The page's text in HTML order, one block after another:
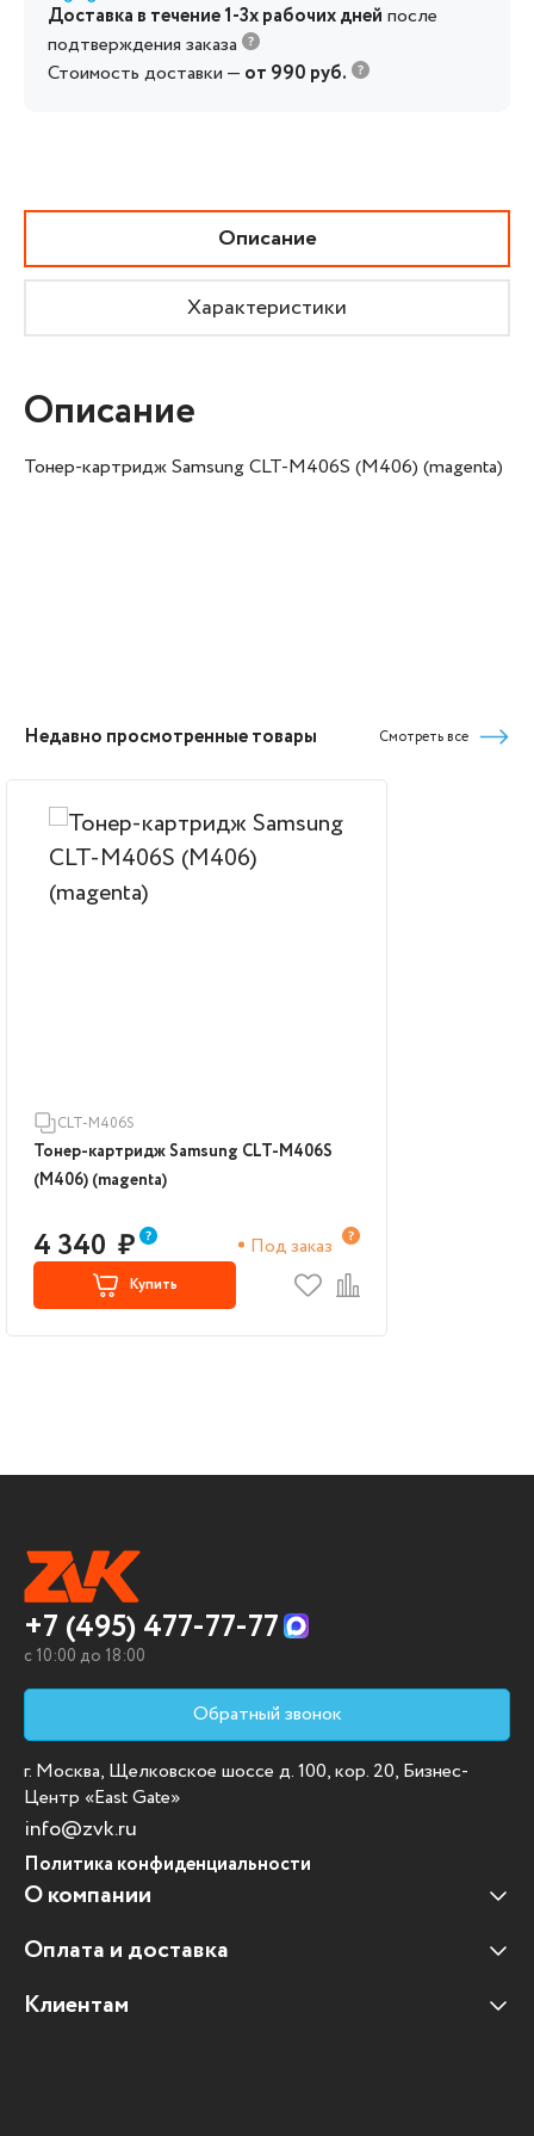
Доставка в течение 1-3х рабочих дней после
подтверждения заказа
Стоимость доставки — от 990 руб.
Описание
Характеристики
Описание
Тонер-картридж Samsung CLT-M406S (M406) (magenta)
Недавно просмотренные товары Смотреть все
CLT-M406S
Тонер-картридж Samsung CLT-M406S
(M406) (magenta)
4 340 ₽ Под заказ
Купить
+7 (495) 477-77-77
c 10:00 до 18:00
Обратный звонок
г. Москва, Щелковское шоссе д. 100, кор. 20, Бизнес-
Центр «East Gate»
info@zvk.ru
Политика конфиденциальности
О компании
Наши клиенты
Отзывы клиентов
Оплата и доставка
Оплата и доставка
Клиентам